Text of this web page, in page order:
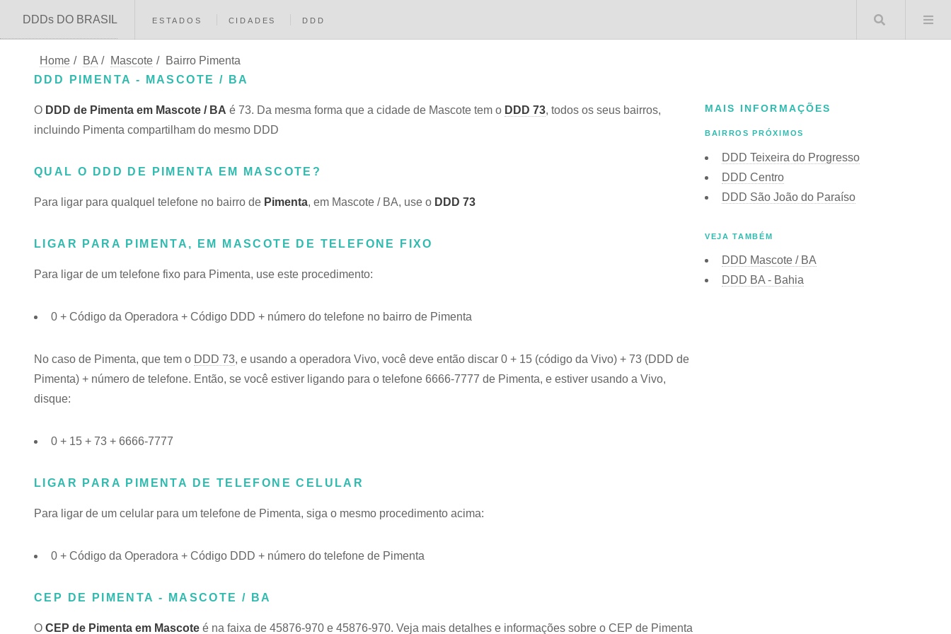
DDDs DO BRASIL ESTADOS CIDADES DDD Buscar
Home / BA / Mascote /
Bairro Pimenta
DDD PIMENTA - MASCOTE / BA
O DDD de Pimenta em Mascote / BA é 73. Da mesma forma que a cidade de Mascote tem o DDD 73, todos os seus bairros,
incluindo Pimenta compartilham do mesmo DDD
QUAL O DDD DE PIMENTA EM MASCOTE?
Para ligar para qualquel telefone no bairro de Pimenta, em Mascote / BA, use o DDD 73
LIGAR PARA PIMENTA, EM MASCOTE DE TELEFONE FIXO
Para ligar de um telefone fixo para Pimenta, use este procedimento:
0 + Código da Operadora + Código DDD + número do telefone no bairro de Pimenta
No caso de Pimenta, que tem o DDD 73, e usando a operadora Vivo, você deve então discar 0 + 15 (código da Vivo) + 73 (DDD de
Pimenta) + número de telefone. Então, se você estiver ligando para o telefone 6666-7777 de Pimenta, e estiver usando a Vivo,
disque:
0 + 15 + 73 + 6666-7777
LIGAR PARA PIMENTA DE TELEFONE CELULAR
Para ligar de um celular para um telefone de Pimenta, siga o mesmo procedimento acima:
0 + Código da Operadora + Código DDD + número do telefone de Pimenta
CEP DE PIMENTA - MASCOTE / BA
O CEP de Pimenta em Mascote é na faixa de 45876-970 e 45876-970. Veja mais detalhes e informações sobre o CEP de Pimenta
MAIS INFORMAÇÕES
BAIRROS PRÓXIMOS
DDD Teixeira do Progresso
DDD Centro
DDD São João do Paraíso
VEJA TAMBÉM
DDD Mascote / BA
DDD BA - Bahia